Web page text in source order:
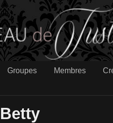
Groupes Membres
Betty